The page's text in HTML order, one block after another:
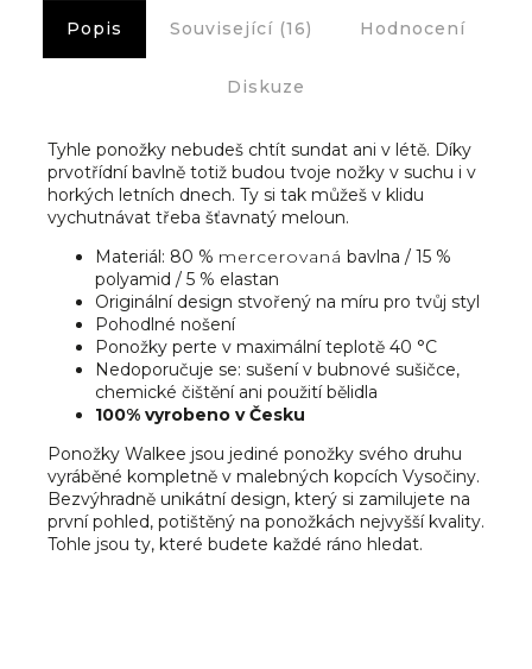
Popis Související (16) Hodnocení
Diskuze
Tyhle ponožky nebudeš chtít sundat ani v létě. Díky
prvotřídní bavlně totiž budou tvoje nožky v suchu i v
horkých letních dnech. Ty si tak můžeš v klidu
vychutnávat třeba šťavnatý meloun.
Materiál: 80 % mercerovaná bavlna / 15 %
polyamid / 5 % elastan
Originální design stvořený na míru pro tvůj styl
Pohodlné nošení
Ponožky perte v maximální teplotě 40 °C
Nedoporučuje se: sušení v bubnové sušičce,
chemické čištění ani použití bělidla
100% vyrobeno v Česku
Ponožky Walkee jsou jediné ponožky svého druhu
vyráběné kompletně v malebných kopcích Vysočiny.
Bezvýhradně unikátní design, který si zamilujete na
první pohled, potištěný na ponožkách nejvyšší kvality.
Tohle jsou ty, které budete každé ráno hledat.